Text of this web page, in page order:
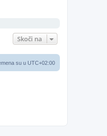
Skoči na
su u UTC+02:00